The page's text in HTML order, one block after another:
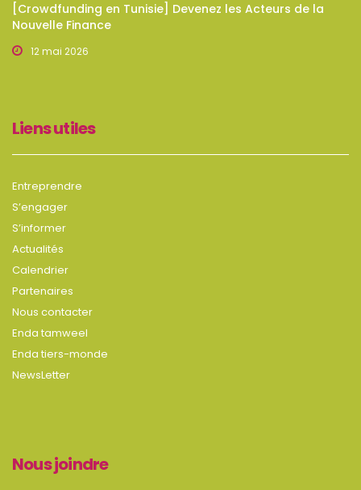
[Crowdfunding en Tunisie] Devenez les Acteurs de la
Nouvelle Finance
12 mai 2026
Liens utiles
Entreprendre
S’engager
S’informer
Actualités
Calendrier
Partenaires
Nous contacter
Enda tamweel
Enda tiers-monde
NewsLetter
Nous joindre